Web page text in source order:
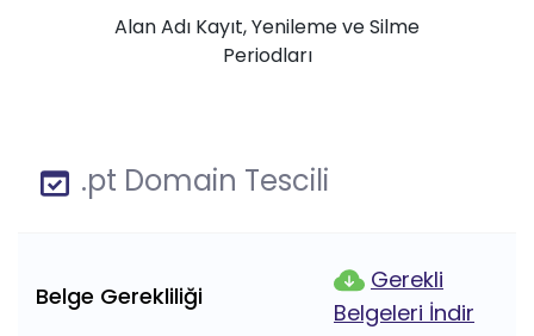
Alan Adı Kayıt, Yenileme ve Silme
Periodları
.pt Domain Tescili
Belge Gerekliliği
Gerekli
Belgeleri İndir